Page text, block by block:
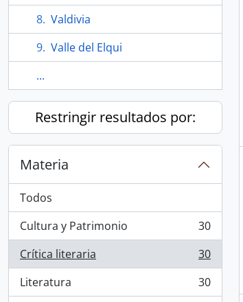
Valdivia
Valle del Elqui
...
Restringir resultados por:
Materia
Todos
Cultura y Patrimonio
, 30 resultados
30
Crítica literaria
, 30 resultados
30
Literatura
, 30 resultados
30